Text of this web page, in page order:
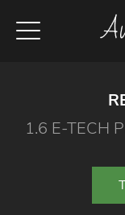
1.6 E-TECH